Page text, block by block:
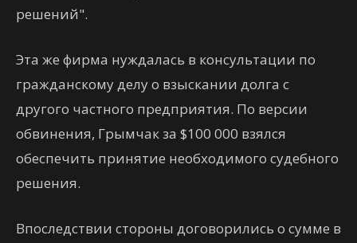
решений".
Эта же фирма нуждалась в консультации по
гражданскому делу о взыскании долга с
другого частного предприятия. По версии
обвинения, Грымчак за $100 000 взялся
обеспечить принятие необходимого судебного
решения.
Впоследствии стороны договорились о сумме в